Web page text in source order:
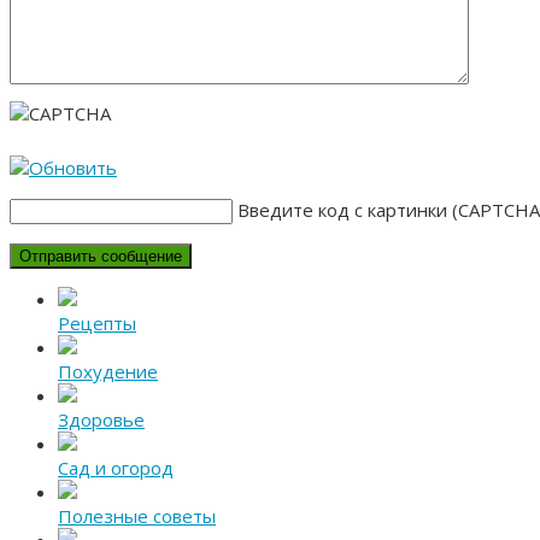
Введите код с картинки
Рецепты
Похудение
Здоровье
Сад и огород
Полезные советы